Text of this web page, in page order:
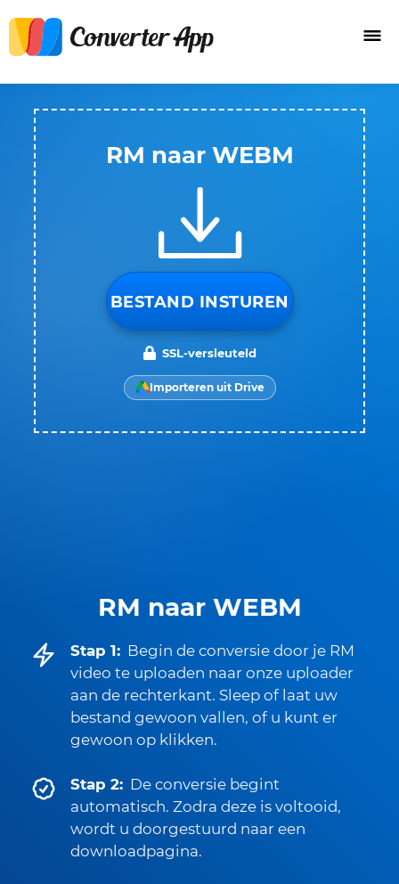
RM naar WEBM
Stap 1: Begin de conversie door je RM
video te uploaden naar onze uploader
aan de rechterkant. Sleep of laat uw
bestand gewoon vallen, of u kunt er
gewoon op klikken.
Stap 2: De conversie begint
automatisch. Zodra deze is voltooid,
wordt u doorgestuurd naar een
downloadpagina.
RM naar WEBM
BESTAND INSTUREN
SSL-versleuteld
Importeren uit Drive